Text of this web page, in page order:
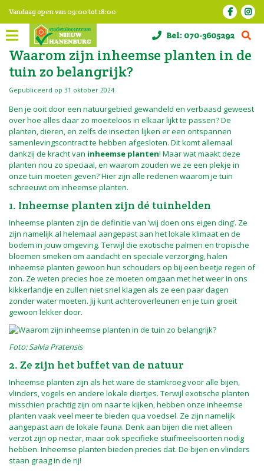
n
Vandaag open van09:00tot18:00
Bel: 070-3605292
Waarom zijn inheemse planten in de
tuin zo belangrijk?
Gepubliceerd op 31 oktober 2024
Ben je ooit door een natuurgebied gewandeld en verbaasd geweest
over hoe alles daar zo moeiteloos in elkaar lijkt te passen? De
planten, dieren, en zelfs de insecten lijken er een ontspannen
samenlevingscontract te hebben afgesloten. Dit komt allemaal
dankzij de kracht van inheemse planten! Maar wat maakt deze
planten nou zo speciaal, en waarom zouden we ze een plekje in
onze tuin moeten geven? Hier zijn alle redenen waarom je tuin
schreeuwt om inheemse planten.
1. Inheemse planten zijn dé tuinhelden
Inheemse planten zijn de definitie van ‘wij doen ons eigen ding’. Ze
zijn namelijk al helemaal aangepast aan het lokale klimaat en de
bodem in jouw omgeving. Terwijl die exotische palmen en tropische
bloemen smeken om aandacht en speciale verzorging, halen
inheemse planten gewoon hun schouders op bij een beetje regen of
zon. Ze weten precies hoe ze moeten omgaan met het weer in ons
kikkerlandje en zullen niet snel klagen als ze een paar dagen
zonder water moeten. Jij kunt achteroverleunen en je tuin groeit
gewoon lekker door.
Foto: Salvia Pratensis
2. Ze zijn het buffet van de natuur
Inheemse planten zijn als het ware de stamkroeg voor alle bijen,
vlinders, vogels en andere lokale diertjes. Terwijl exotische planten
misschien prachtig zijn om naar te kijken, hebben onze inheemse
planten vaak veel meer te bieden qua voedsel. Ze zijn namelijk
aangepast aan de lokale fauna. Denk aan bijen die niet alleen
verzot zijn op nectar, maar ook specifieke stuifmeelsoorten nodig
hebben. Inheemse planten bieden precies dat. De bijen en vlinders
staan graag in de rij!